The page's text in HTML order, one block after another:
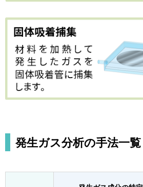
発生ガス分析の手法一覧